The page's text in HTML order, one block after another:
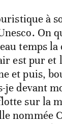
à
On
temps
est pur
et puis,
je devant
sur la
nommée